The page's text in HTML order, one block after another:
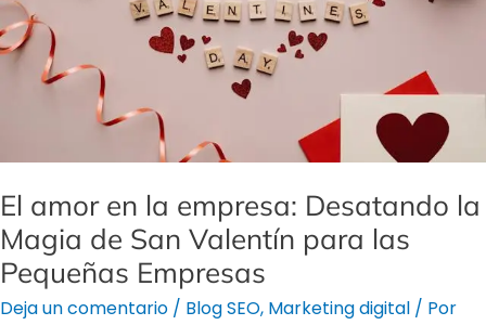
El amor en la empresa: Desatando la
Magia de San Valentín para las
Pequeñas Empresas
Deja un comentario / Blog SEO, Marketing digital / Por
la
Magia
para
las
Pequeñas
Empresas